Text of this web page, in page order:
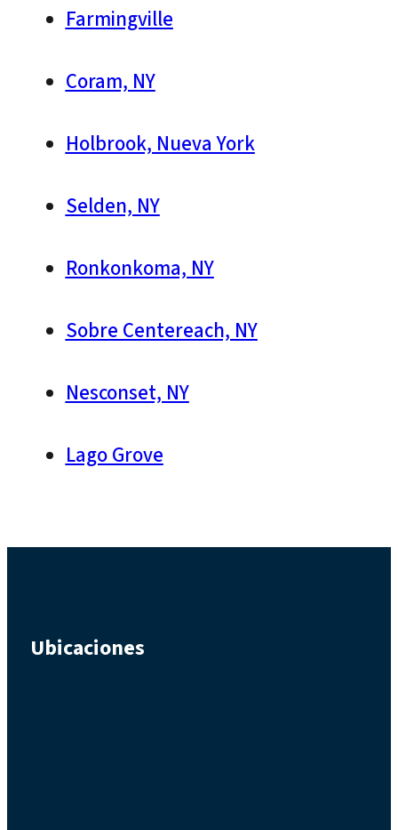
Farmingville
Coram, NY
Holbrook, Nueva York
Selden, NY
Ronkonkoma, NY
Sobre Centereach, NY
Nesconset, NY
Lago Grove
Ubicaciones